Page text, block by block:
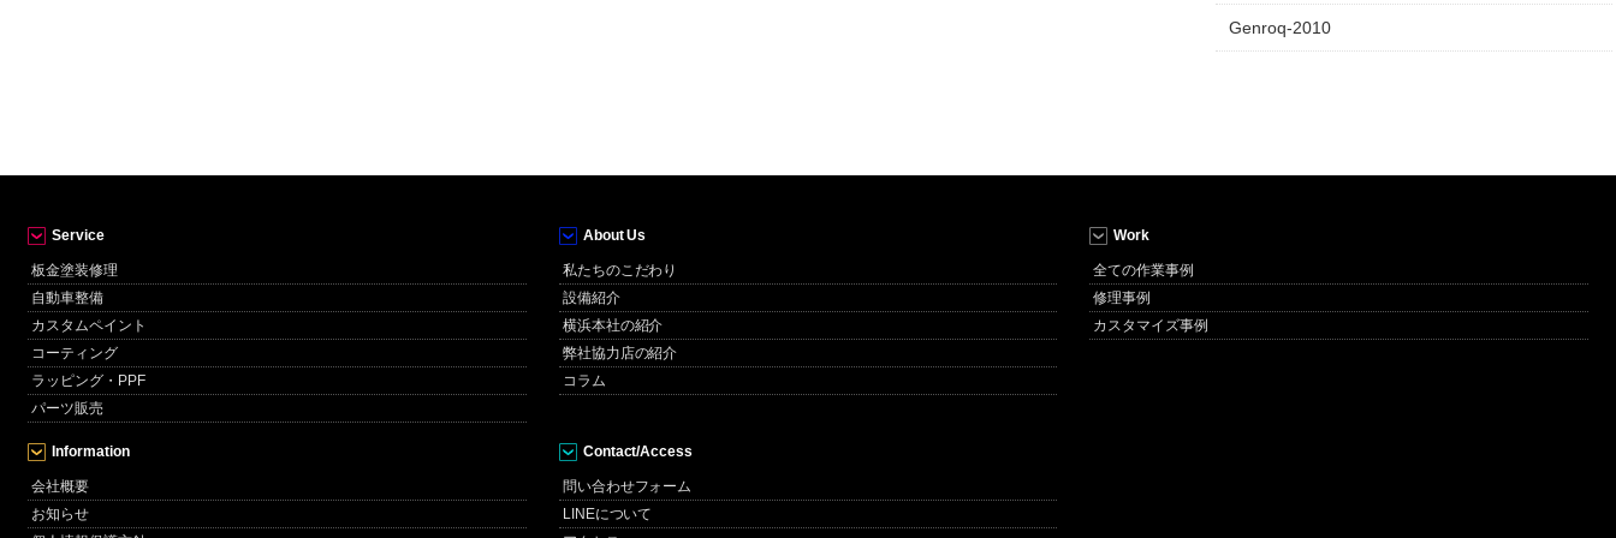
Genroq-2010
Service
板金塗装修理
自動車整備
カスタムペイント
コーティング
ラッピング・PPF
パーツ販売
About Us
私たちのこだわり
設備紹介
横浜本社の紹介
弊社協力店の紹介
コラム
Work
全ての作業事例
修理事例
カスタマイズ事例
Information
会社概要
お知らせ
Contact/Access
問い合わせフォーム
LINEについて